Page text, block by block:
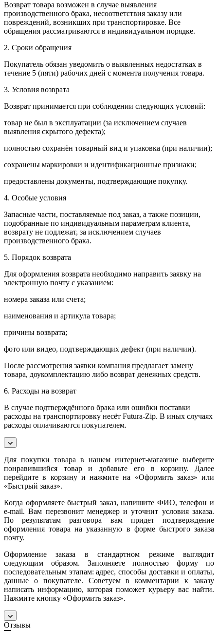
Возврат товара возможен в случае выявления
производственного брака, несоответствия заказу или
повреждений, возникших при транспортировке. Все
обращения рассматриваются в индивидуальном порядке.
2. Сроки обращения
Покупатель обязан уведомить о выявленных недостатках в
течение 5 (пяти) рабочих дней с момента получения товара.
3. Условия возврата
Возврат принимается при соблюдении следующих условий:
товар не был в эксплуатации (за исключением случаев
выявления скрытого дефекта);
полностью сохранён товарный вид и упаковка (при наличии);
сохранены маркировки и идентификационные признаки;
предоставлены документы, подтверждающие покупку.
4. Особые условия
Запасные части, поставляемые под заказ, а также позиции,
подобранные по индивидуальным параметрам клиента,
возврату не подлежат, за исключением случаев
производственного брака.
5. Порядок возврата
Для оформления возврата необходимо направить заявку на
электронную почту с указанием:
номера заказа или счета;
наименования и артикула товара;
причины возврата;
фото или видео, подтверждающих дефект (при наличии).
После рассмотрения заявки компания предлагает замену
товара, доукомплектацию либо возврат денежных средств.
6. Расходы на возврат
В случае подтверждённого брака или ошибки поставки
расходы на транспортировку несёт Futura-Zip. В иных случаях
расходы оплачиваются покупателем.
Для покупки товара в нашем интернет-магазине выберите
понравившийся товар и добавьте его в корзину. Далее
перейдите в корзину и нажмите на «Оформить заказ» или
«Быстрый заказ».
Когда оформляете быстрый заказ, напишите ФИО, телефон и
e-mail. Вам перезвонит менеджер и уточнит условия заказа.
По результатам разговора вам придет подтверждение
оформления товара на указанную в форме быстрого заказа
почту.
Оформление заказа в стандартном режиме выглядит
следующим образом. Заполняете полностью форму по
последовательным этапам: адрес, способы доставки и оплаты,
данные о покупателе. Советуем в комментарии к заказу
написать информацию, которая поможет курьеру вас найти.
Нажмите кнопку «Оформить заказ».
Отзывы